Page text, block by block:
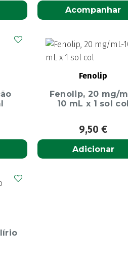
Acompanhar
Fenolip
Fenolip, 20 mg/
10 mL x 1 sol col
9,50€
Adicionar